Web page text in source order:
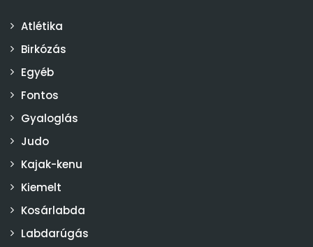
Atlétika
Birkózás
Egyéb
Fontos
Gyaloglás
Judo
Kajak-kenu
Kiemelt
Kosárlabda
Labdarúgás